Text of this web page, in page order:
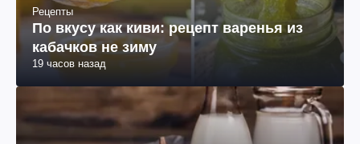
Рецепты
По вкусу как киви: рецепт варенья из
кабачков не зиму
19 часов назад